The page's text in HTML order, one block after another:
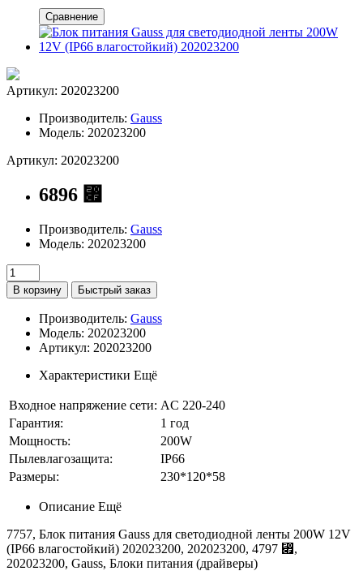
Сравнение
Артикул: 202023200
Производитель: Gauss
Модель: 202023200
Артикул: 202023200
6896 ⃏
Производитель: Gauss
Модель: 202023200
В корзину Быстрый заказ
Производитель: Gauss
Модель: 202023200
Артикул: 202023200
Характеристики Ещё
Входное напряжение сети: AC 220-240
Гарантия:
1 год
Мощность:
200W
Пылевлагозащита:
IP66
Размеры:
230*120*58
Описание Ещё
7757, Блок питания Gauss для светодиодной ленты 200W 12V
(IP66 влагостойкий) 202023200, 202023200, 4797 ⃏,
202023200, Gauss, Блоки питания (драйверы)